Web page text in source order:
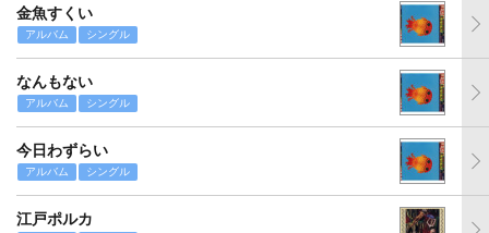
金魚すくい
アルバム シングル
なんもない
アルバム シングル
今日わずらい
アルバム シングル
江戸ポルカ